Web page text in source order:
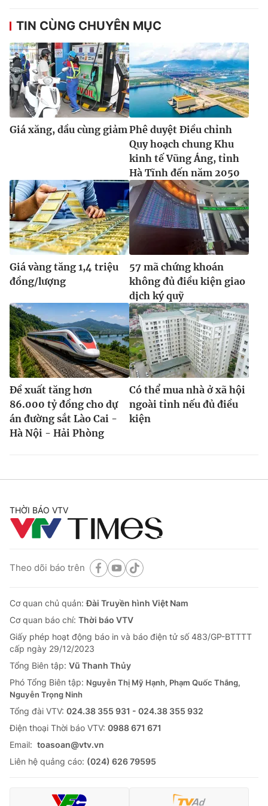
TIN CÙNG CHUYÊN MỤC
Giá xăng, dầu cùng giảm Phê duyệt Điều chỉnh
Quy hoạch chung Khu
kinh tế Vũng Áng, tỉnh
Hà Tĩnh đến năm 2050
Giá vàng tăng 1,4 triệu
đồng/lượng
57 mã chứng khoán
không đủ điều kiện giao
dịch ký quỹ
Đề xuất tăng hơn
86.000 tỷ đồng cho dự
án đường sắt Lào Cai -
Hà Nội - Hải Phòng
Có thể mua nhà ở xã hội
ngoài tỉnh nếu đủ điều
kiện
THỜI BÁO VTV
Theo dõi báo trên
Cơ quan chủ quản:Đài Truyền hình Việt Nam
Cơ quan báo chí: Thời báo VTV
Giấy phép hoạt động báo in và báo điện tử số 483/GP-BTTTT
cấp ngày 29/12/2023
Tổng Biên tập: Vũ Thanh Thủy
Phó Tổng Biên tập: Nguyễn Thị Mỹ Hạnh, Phạm Quốc Thắng,
Nguyễn Trọng Ninh
Tổng đài VTV: 024.38 355 931 - 024.38 355 932
Ðiện thoại Thời báo VTV: 0988 671 671
Email: toasoan@vtv.vn
Liên hệ quảng cáo: (024) 626 79595